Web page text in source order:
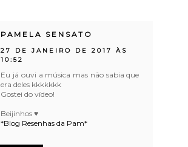
PAMELA SENSATO
27 DE JANEIRO DE 2017 ÀS
10:52
Eu já ouvi a música mas não sabia que
era deles kkkkkkk
Gostei do vídeo!
Beijinhos ♥
*Blog Resenhas da Pam*